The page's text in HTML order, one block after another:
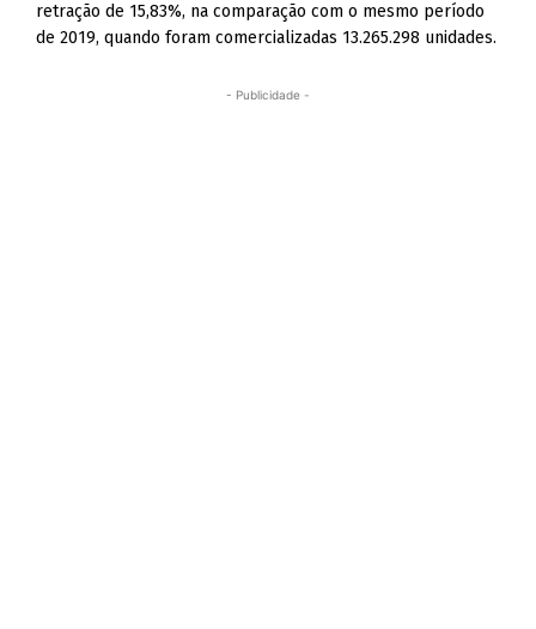
retração de 15,83%, na comparação com o mesmo período
de 2019, quando foram comercializadas 13.265.298 unidades.
- Publicidade -